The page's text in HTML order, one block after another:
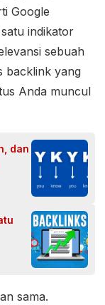
Google
indikator
sebuah
backlink yang
Anda muncul
dan
sama.